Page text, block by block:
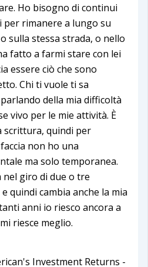
Ho bisogno di continui
per rimanere a lungo su
sulla stessa strada, o nello
fatto a farmi stare con lei
essere ciò che sono
Chi ti vuole ti sa
della mia difficoltà
vivo per le mie attività. È
scrittura, quindi per
non ho una
ma solo temporanea.
nel giro di due o tre
quindi cambia anche la mia
anni io riesco ancora a
riesce meglio.